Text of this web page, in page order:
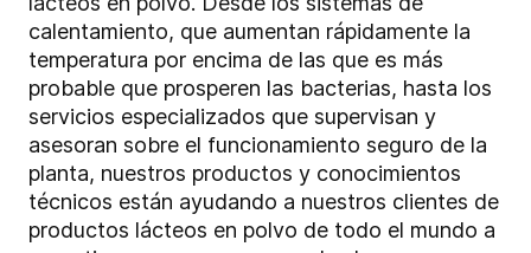
calentamiento, que aumentan rápidamente la
temperatura por encima de las que es más
probable que prosperen las bacterias, hasta los
servicios especializados que supervisan y
asesoran sobre el funcionamiento seguro de la
planta, nuestros productos y conocimientos
técnicos están ayudando a nuestros clientes de
productos lácteos en polvo de todo el mundo a